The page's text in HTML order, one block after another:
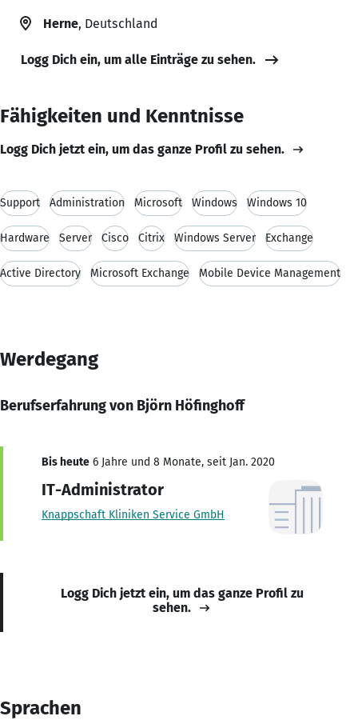
Herne, Deutschland
Logg Dich ein, um alle Einträge zu sehen.
Fähigkeiten und Kenntnisse
Logg Dich jetzt ein, um das ganze Profil zu sehen.
Support Administration Microsoft Windows Windows 10
Hardware Server Cisco Citrix Windows Server Exchange
Active Directory Microsoft Exchange Mobile Device Management
Werdegang
Berufserfahrung von Björn Höfinghoff
Bis heute 6 Jahre und 8 Monate, seit Jan. 2020
IT-Administrator
Knappschaft Kliniken Service GmbH
Logg Dich jetzt ein, um das ganze Profil zu
sehen.
Sprachen